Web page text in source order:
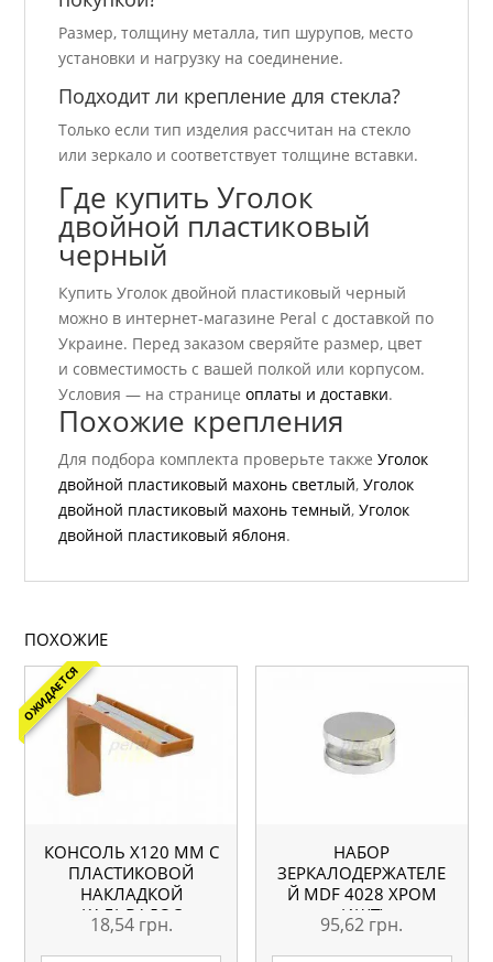
Размер, толщину металла, тип шурупов, место
установки и нагрузку на соединение.
Подходит ли крепление для стекла?
Только если тип изделия рассчитан на стекло
или зеркало и соответствует толщине вставки.
Где купить Уголок
двойной пластиковый
черный
Купить Уголок двойной пластиковый черный
можно в интернет-магазине Peral с доставкой по
Украине. Перед заказом сверяйте размер, цвет
и совместимость с вашей полкой или корпусом.
Условия — на страницеоплаты и доставки.
Похожие крепления
Для подбора комплекта проверьте такжеУголок
двойной пластиковый махонь светлый,Уголок
двойной пластиковый махонь темный,Уголок
двойной пластиковый яблоня.
ПОХОЖИЕ
ОЖИДАЕТСЯ
КОНСОЛЬ Х120 ММ С
ПЛАСТИКОВОЙ
НАКЛАДКОЙ
КАЛЬВАДОС
18,54 грн.
НАБОР
ЗЕРКАЛОДЕРЖАТЕЛЕ
Й MDF 4028 ХРОМ
(4ШТ)
95,62 грн.